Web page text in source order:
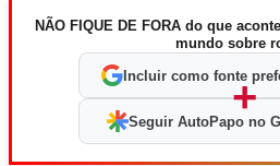
NÃO FIQUE DE FORA do que
mundo sobre
Incluir como fonte
+
Seguir AutoPapo no